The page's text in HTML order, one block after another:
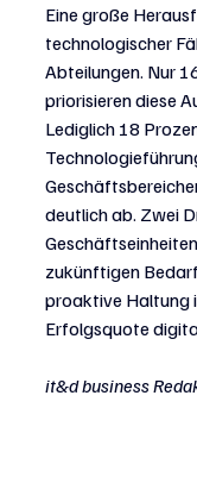
Eine große
technologischer
Abteilungen. Nur
priorisieren diese
Lediglich 18
deutlich ab. Zwei
zukünftigen
proaktive Haltung
Erfolgsquote
it&d business